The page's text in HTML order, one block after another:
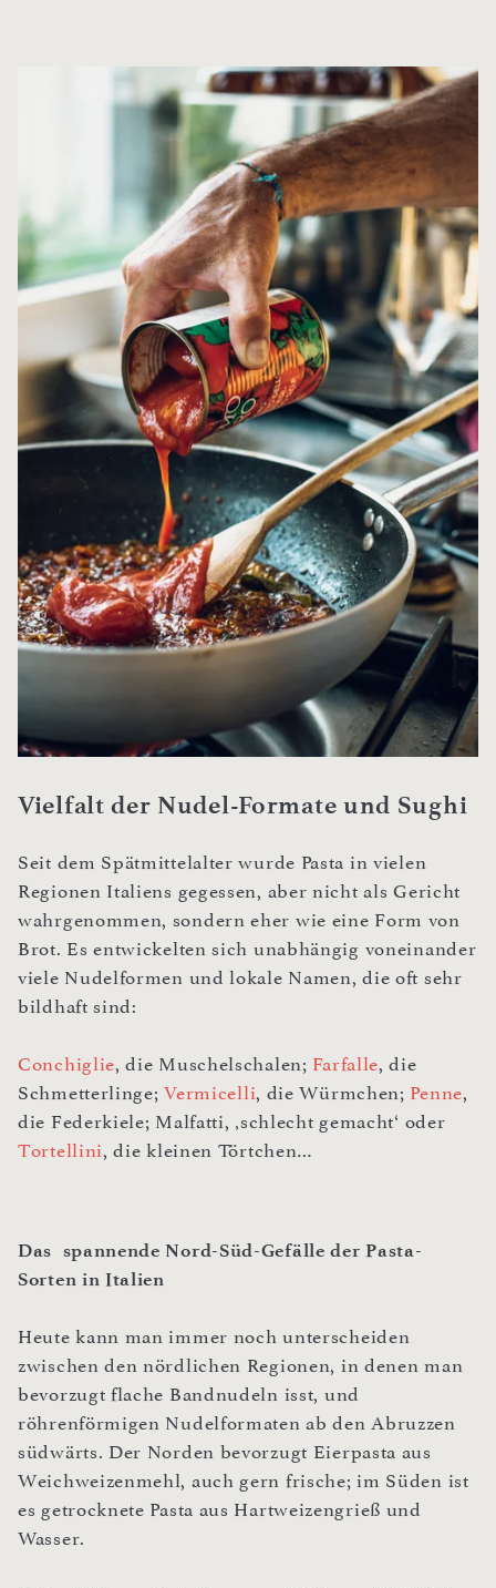
Vielfalt der Nudel-Formate und Sughi
Seit dem Spätmittelalter wurde Pasta in vielen
Regionen Italiens gegessen, aber nicht als Gericht
wahrgenommen, sondern eher wie eine Form von
Brot. Es entwickelten sich unabhängig voneinander
viele Nudelformen und lokale Namen, die oft sehr
bildhaft sind:
Conchiglie, die Muschelschalen; Farfalle, die
Schmetterlinge;Vermicelli, die Würmchen; Penne,
die Federkiele; Malfatti, ‚schlecht gemacht‘ oder
Tortellini, die kleinen Törtchen…
Das spannende Nord-Süd-Gefälle der Pasta-
Sorten in Italien
Heute kann man immer noch unterscheiden
zwischen den nördlichen Regionen, in denen man
bevorzugt flache Bandnudeln isst, und
röhrenförmigen Nudelformaten ab den Abruzzen
südwärts. Der Norden bevorzugt Eierpasta aus
Weichweizenmehl, auch gern frische; im Süden ist
es getrocknete Pasta aus Hartweizengrieß und
Wasser.